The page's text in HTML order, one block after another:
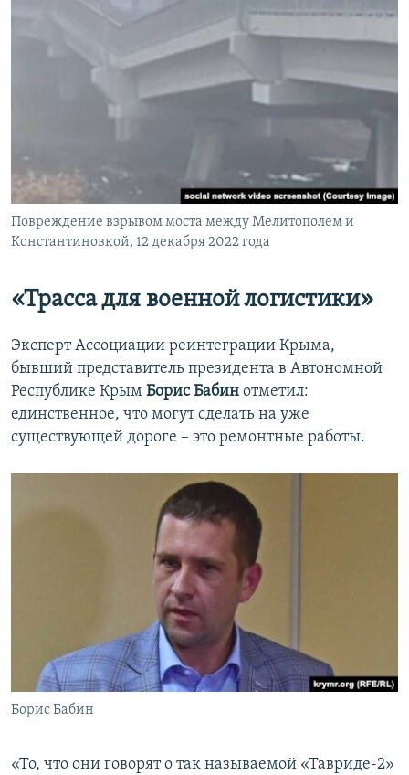
Повреждение взрывом моста между Мелитополем и
Константиновкой, 12 декабря 2022 года
«Трасса для военной логистики»
Эксперт Ассоциации реинтеграции Крыма,
бывший представитель президента в Автономной
Республике Крым Борис Бабин отметил:
единственное, что могут сделать на уже
существующей дороге – это ремонтные работы.
Борис Бабин
«То, что они говорят о так называемой «Тавриде-2»